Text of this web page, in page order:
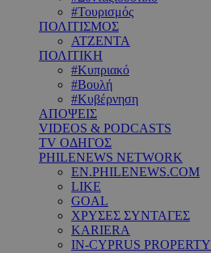
#Τουρισμός
ΠΟΛΙΤΙΣΜΟΣ
ΑΤΖΕΝΤΑ
ΠΟΛΙΤΙΚΗ
#Κυπριακό
#Βουλή
#Κυβέρνηση
ΑΠΟΨΕΙΣ
VIDEOS & PODCASTS
TV ΟΔΗΓΟΣ
PHILENEWS NETWORK
EN.PHILENEWS.COM
LIKE
GOAL
ΧΡΥΣΕΣ ΣΥΝΤΑΓΕΣ
KARIERA
IN-CYPRUS PROPERTY